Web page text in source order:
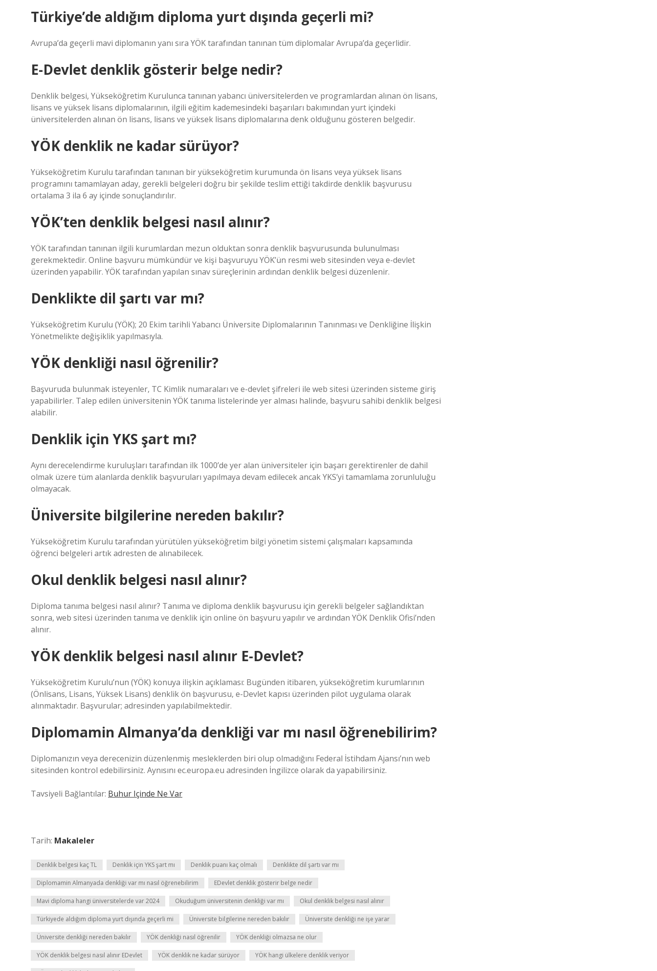
Türkiye’de aldığım diploma yurt dışında geçerli mi?
Avrupa’da geçerli mavi diplomanın yanı sıra YÖK tarafından tanınan tüm diplomalar Avrupa’da geçerlidir.
E-Devlet denklik gösterir belge nedir?
Denklik belgesi, Yükseköğretim Kurulunca tanınan yabancı üniversitelerden ve programlardan alınan ön lisans,
lisans ve yüksek lisans diplomalarının, ilgili eğitim kademesindeki başarıları bakımından yurt içindeki
üniversitelerden alınan ön lisans, lisans ve yüksek lisans diplomalarına denk olduğunu gösteren belgedir.
YÖK denklik ne kadar sürüyor?
Yükseköğretim Kurulu tarafından tanınan bir yükseköğretim kurumunda ön lisans veya yüksek lisans
programını tamamlayan aday, gerekli belgeleri doğru bir şekilde teslim ettiği takdirde denklik başvurusu
ortalama 3 ila 6 ay içinde sonuçlandırılır.
YÖK’ten denklik belgesi nasıl alınır?
YÖK tarafından tanınan ilgili kurumlardan mezun olduktan sonra denklik başvurusunda bulunulması
gerekmektedir. Online başvuru mümkündür ve kişi başvuruyu YÖK’ün resmi web sitesinden veya e-devlet
üzerinden yapabilir. YÖK tarafından yapılan sınav süreçlerinin ardından denklik belgesi düzenlenir.
Denklikte dil şartı var mı?
Yükseköğretim Kurulu (YÖK); 20 Ekim tarihli Yabancı Üniversite Diplomalarının Tanınması ve Denkliğine İlişkin
Yönetmelikte değişiklik yapılmasıyla.
YÖK denkliği nasıl öğrenilir?
Başvuruda bulunmak isteyenler, TC Kimlik numaraları ve e-devlet şifreleri ile web sitesi üzerinden sisteme giriş
yapabilirler. Talep edilen üniversitenin YÖK tanıma listelerinde yer alması halinde, başvuru sahibi denklik belgesi
alabilir.
Denklik için YKS şart mı?
Aynı derecelendirme kuruluşları tarafından ilk 1000’de yer alan üniversiteler için başarı gerektirenler de dahil
olmak üzere tüm alanlarda denklik başvuruları yapılmaya devam edilecek ancak YKS’yi tamamlama zorunluluğu
olmayacak.
Üniversite bilgilerine nereden bakılır?
Yükseköğretim Kurulu tarafından yürütülen yükseköğretim bilgi yönetim sistemi çalışmaları kapsamında
öğrenci belgeleri artık adresten de alınabilecek.
Okul denklik belgesi nasıl alınır?
Diploma tanıma belgesi nasıl alınır? Tanıma ve diploma denklik başvurusu için gerekli belgeler sağlandıktan
sonra, web sitesi üzerinden tanıma ve denklik için online ön başvuru yapılır ve ardından YÖK Denklik Ofisi’nden
alınır.
YÖK denklik belgesi nasıl alınır E-Devlet?
Yükseköğretim Kurulu’nun (YÖK) konuya ilişkin açıklaması: Bugünden itibaren, yükseköğretim kurumlarının
(Önlisans, Lisans, Yüksek Lisans) denklik ön başvurusu, e-Devlet kapısı üzerinden pilot uygulama olarak
alınmaktadır. Başvurular; adresinden yapılabilmektedir.
Diplomamin Almanya’da denkliği var mı nasıl öğrenebilirim?
Diplomanızın veya derecenizin düzenlenmiş mesleklerden biri olup olmadığını Federal İstihdam Ajansı’nın web
sitesinden kontrol edebilirsiniz. Aynısını ec.europa.eu adresinden İngilizce olarak da yapabilirsiniz.
Tavsiyeli Bağlantılar: Buhur Içinde Ne Var
Tarih: Makaleler
Denklik belgesi kaç TL Denklik için YKS şart mı Denklik puanı kaç olmalı Denklikte dil şartı var mı
Diplomamin Almanyada denkliği var mı nasıl öğrenebilirim EDevlet denklik gösterir belge nedir
Mavi diploma hangi üniversitelerde var 2024 Okuduğum üniversitenin denkliği var mı Okul denklik belgesi nasıl alınır
Türkiyede aldığım diploma yurt dışında geçerli mi Üniversite bilgilerine nereden bakılır Üniversite denkliği ne işe yarar
Üniversite denkliği nereden bakılır YÖK denkliği nasıl öğrenilir YÖK denkliği olmazsa ne olur
YÖK denklik belgesi nasıl alınır EDevlet YÖK denklik ne kadar sürüyor YÖK hangi ülkelere denklik veriyor